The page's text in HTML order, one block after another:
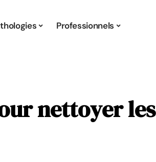
Professionnels
nettoyer les